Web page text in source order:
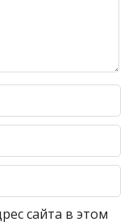
сайта в этом